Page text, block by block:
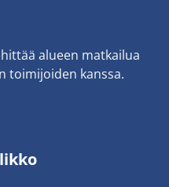
alueen matkailua
toimijoiden kanssa.